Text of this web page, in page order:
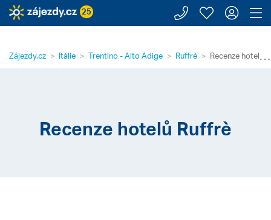
25 Zavolejte
Moje
⋯
Zájezdy.cz Itálie Trentino - Alto Adige Ruffrè Recenze hotelů
Recenze hotelů Ruffrè